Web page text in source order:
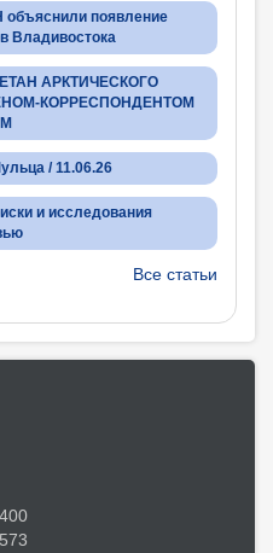
появление
Владивостока
АРКТИЧЕСКОГО
КОРРЕСПОНДЕНТОМ
/ 11.06.26
и исследования
Все статьи